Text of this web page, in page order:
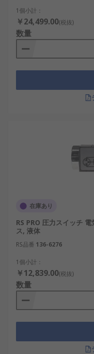
1個小計：
￥24,499.00(税抜)
数量
在庫あり
RS PRO 圧力スイッチ
ス, 液体
RS品番 136-6276
1個小計：
￥12,839.00(税抜)
数量